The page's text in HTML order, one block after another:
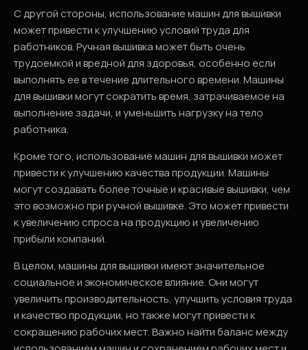
С другой стороны, использование машин для вышивки
может привести к улучшению условий труда для
работников. Ручная вышивка может быть очень
трудоемкой и вредной для здоровья, особенно если
выполнять ее в течение длительного времени. Машины
для вышивки могут сократить время, затрачиваемое на
выполнение задачи, и уменьшить нагрузку на тело
работника.
Кроме того, использование машин для вышивки может
привести к улучшению качества продукции. Машины
могут создавать более точные и красивые вышивки, чем
это возможно при ручной вышивке. Это может привести
к увеличению спроса на продукцию и увеличению
прибыли компаний.
В целом, машины для вышивки имеют значительное
социальное и экономическое влияние. Они могут
увеличить производительность, улучшить условия труда
и качество продукции, но также могут привести к
сокращению рабочих мест. Важно найти баланс между